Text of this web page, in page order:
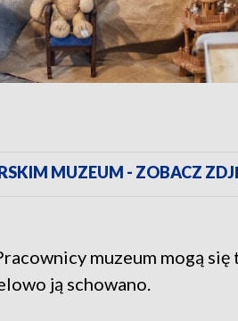
MUZEUM - ZOBACZ
muzeum mogą
ją schowano.